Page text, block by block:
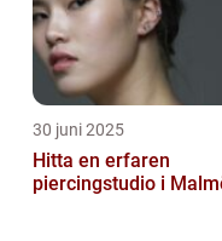
30 juni 2025
Hitta en erfaren
piercingstudio i